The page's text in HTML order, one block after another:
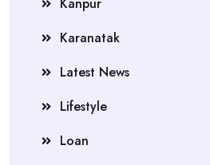
Kanpur
Karanatak
Latest News
Lifestyle
Loan